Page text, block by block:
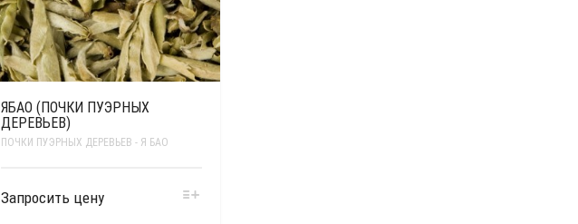
ЯБАО (ПОЧКИ ПУЭРНЫХ
ДЕРЕВЬЕВ)
ПОЧКИ ПУЭРНЫХ ДЕРЕВЬЕВ - Я БАО
Запросить цену